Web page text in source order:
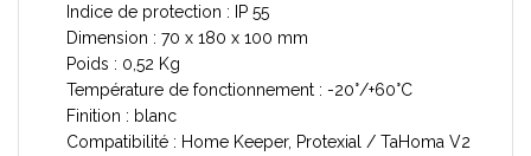
Indice de protection : IP 55
Dimension : 70 x 180 x 100 mm
Poids : 0,52 Kg
Température de fonctionnement : -20°/+60°C
Finition : blanc
Compatibilité : Home Keeper, Protexial / TaHoma V2